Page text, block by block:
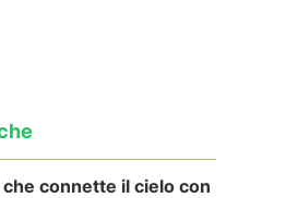
connette il cielo con